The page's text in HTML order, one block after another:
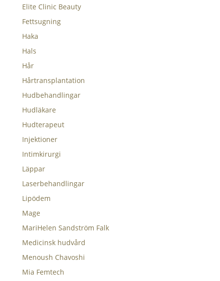
Elite Clinic Beauty
Fettsugning
Haka
Hals
Hår
Hårtransplantation
Hudbehandlingar
Hudläkare
Hudterapeut
Injektioner
Intimkirurgi
Läppar
Laserbehandlingar
Lipödem
Mage
MariHelen Sandström Falk
Medicinsk hudvård
Menoush Chavoshi
Mia Femtech